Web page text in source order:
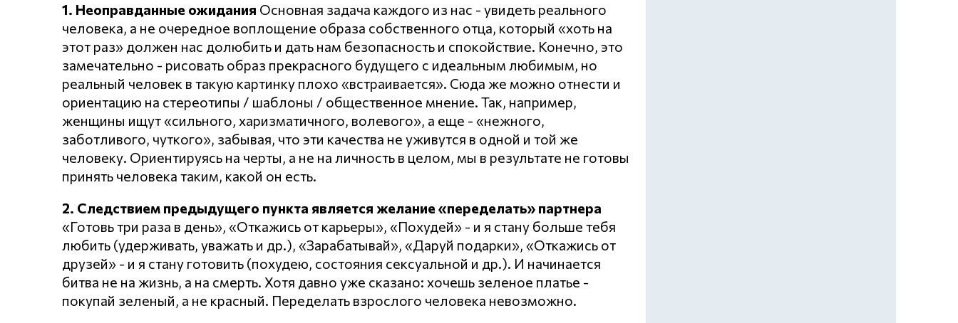
1. Неоправданные ожидания Основная задача каждого из нас - увидеть реального
человека, а не очередное воплощение образа собственного отца, который «хоть на
этот раз» должен нас долюбить и дать нам безопасность и спокойствие. Конечно, это
замечательно - рисовать образ прекрасного будущего с идеальным любимым, но
реальный человек в такую картинку плохо «встраивается». Сюда же можно отнести и
ориентацию на стереотипы / шаблоны / общественное мнение. Так, например,
женщины ищут «сильного, харизматичного, волевого», а еще - «нежного,
заботливого, чуткого», забывая, что эти качества не уживутся в одной и той же
человеку. Ориентируясь на черты, а не на личность в целом, мы в результате не готовы
принять человека таким, какой он есть.
2. Следствием предыдущего пункта является желание «переделать» партнера
«Готовь три раза в день», «Откажись от карьеры», «Похудей» - и я стану больше тебя
любить (удерживать, уважать и др.), «Зарабатывай», «Даруй подарки», «Откажись от
друзей» - и я стану готовить (похудею, состояния сексуальной и др.). И начинается
битва не на жизнь, а на смерть. Хотя давно уже сказано: хочешь зеленое платье -
покупай зеленый, а не красный. Переделать взрослого человека невозможно.